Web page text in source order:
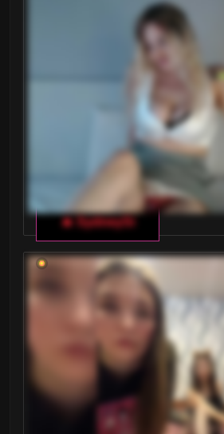
dla dorosłych? W tym artykule
najważniejszym aspektom
randkowego, który spełni Twoje
DLACZEGO WŁOSI
DOROSŁYCH?
Włoski czat dla dorosłych
popularności wśród różnych
takiego jest w tych transmisjach
przyciągają one tak wielu
🔥 SydneySi